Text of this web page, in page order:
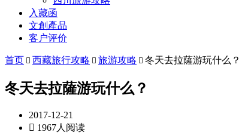
入藏函
文創產品
客户评价
首页  西藏旅行攻略  旅游攻略  冬天去拉薩游玩什么？
冬天去拉薩游玩什么？
2017-12-21
 1967人阅读